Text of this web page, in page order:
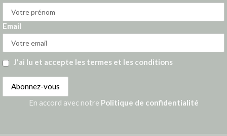
Email
J'ai lu et accepte les termes et les conditions
En accord avec notre Politique de confidentialité